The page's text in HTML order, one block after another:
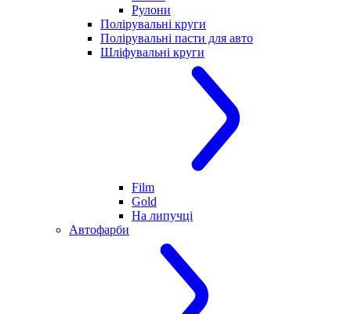
Рулони
Полірувальні круги
Полірувальні пасти для авто
Шліфувальні круги
Film
Gold
На липучці
Автофарби